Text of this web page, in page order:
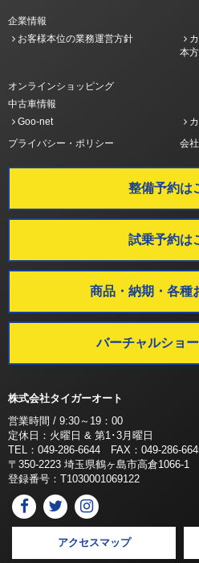
企業情報
お客様本位の業務運営方針
本
オンラインショッピング
中古車情報
Goo-net
プライバシー・ポリシー
会
整備予約は
試乗予約は
商品・納期・各種
バーチャルショ
株式会社タイガーオート
営業時間 / 9:30～19：00
定休日：火曜日 & 第1･3月曜日
TEL：049-286-6644 FAX：049-286-
〒350-2223 埼玉県鶴ヶ島市高倉1066-1
登録番号：T1030001069122
アクセスマップ